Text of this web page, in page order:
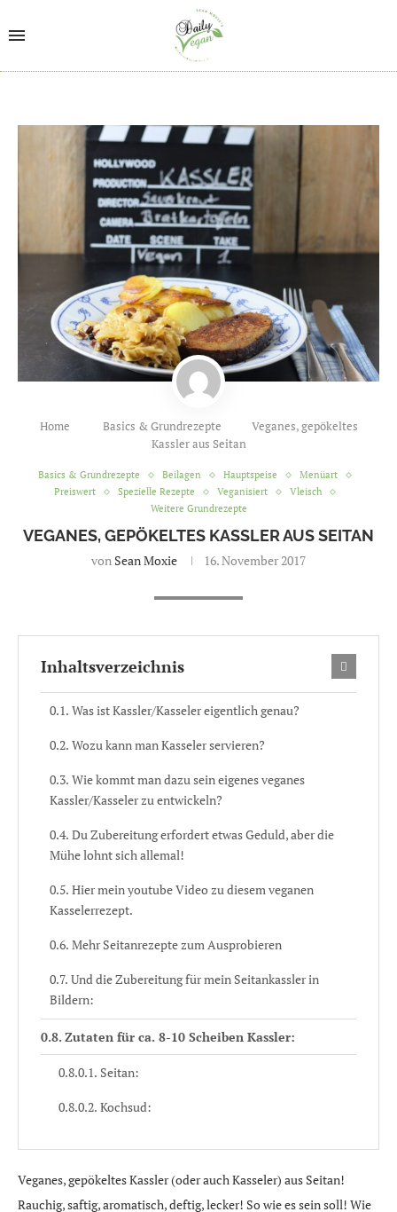
Home Basics & Grundrezepte
Veganes, gepökeltes
Kassler aus Seitan
Basics & Grundrezepte Beilagen Hauptspeise
Menüart
Preiswert
Spezielle Rezepte Veganisiert
Vleisch
Weitere Grundrezepte
VEGANES, GEPÖKELTES KASSLER AUS SEITAN
von Sean Moxie 16. November 2017
Inhaltsverzeichnis
Was ist Kassler/Kasseler eigentlich genau?
Wozu kann man Kasseler servieren?
Wie kommt man dazu sein eigenes veganes
Kassler/Kasseler zu entwickeln?
Du Zubereitung erfordert etwas Geduld, aber die
Mühe lohnt sich allemal!
Hier mein youtube Video zu diesem veganen
Kasselerrezept.
Mehr Seitanrezepte zum Ausprobieren
Und die Zubereitung für mein Seitankassler in
Bildern:
Zutaten für ca. 8-10 Scheiben Kassler:
Seitan:
Kochsud:
Zubereitung:
Veganes, gepökeltes Kassler (oder auch Kasseler) aus Seitan!
Rauchig, saftig, aromatisch, deftig, lecker! So wie es sein soll! Wie